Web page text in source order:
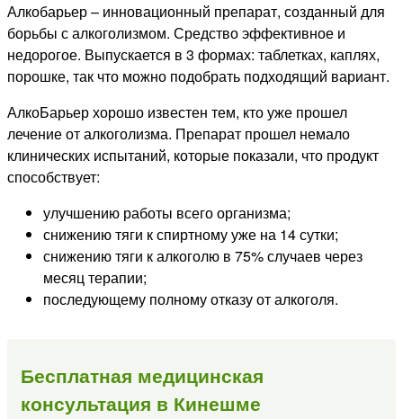
Алкобарьер – инновационный препарат, созданный для
борьбы с алкоголизмом. Средство эффективное и
недорогое. Выпускается в 3 формах: таблетках, каплях,
порошке, так что можно подобрать подходящий вариант.
АлкоБарьер хорошо известен тем, кто уже прошел
лечение от алкоголизма. Препарат прошел немало
клинических испытаний, которые показали, что продукт
способствует:
улучшению работы всего организма;
снижению тяги к спиртному уже на 14 сутки;
снижению тяги к алкоголю в 75% случаев через
месяц терапии;
последующему полному отказу от алкоголя.
Бесплатная медицинская
консультация в Кинешме